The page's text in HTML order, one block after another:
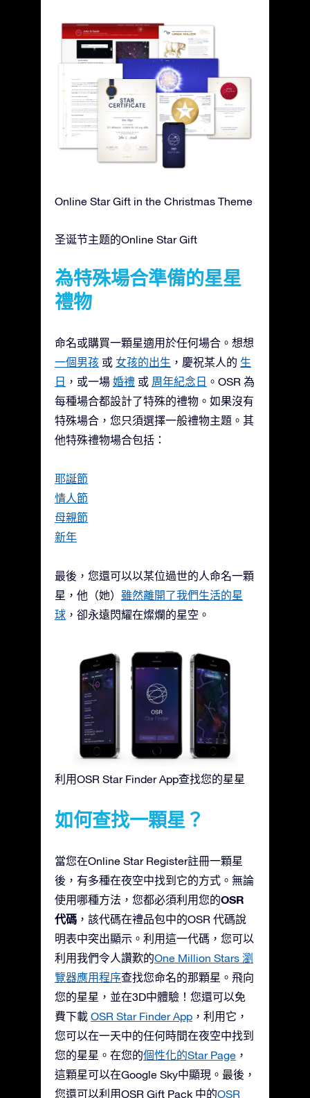
Online Star Gift in the Christmas Theme
圣诞节主题的Online Star Gift
為特殊場合準備的星星
禮物
命名或購買一顆星適用於任何場合。想想
一個男孩 或 女孩的出生 ，慶祝某人的 生
日 ，或一場 婚禮 或 周年紀念日 。OSR 為
每種場合都設計了特殊的禮物。如果沒有
特殊場合，您只須選擇一般禮物主題。其
他特殊禮物場合包括：
耶誕節
情人節
母親節
新年
最後，您還可以以某位過世的人命名一顆
星，他（她） 雖然離開了我們生活的星
球 ，卻永遠閃耀在燦爛的星空。
利用OSR Star Finder App查找您的星星
如何查找一顆星？
當您在Online Star Register註冊一顆星
後，有多種在夜空中找到它的方式。無論
使用哪種方法，您都必須利用您的OSR
代碼 ，該代碼在禮品包中的OSR 代碼說
明表中突出顯示。利用這一代碼，您可以
利用我們令人讚歎的One Million Stars 瀏
覽器應用程序查找您命名的那顆星。飛向
您的星星，並在3D中體驗！您還可以免
費下載 OSR Star Finder App ，利用它，
您可以在一天中的任何時間在夜空中找到
您的星星。在您的個性化的Star Page ，
這顆星可以在Google Sky中顯現。最後，
您還可以利用OSR Gift Pack 中的OSR